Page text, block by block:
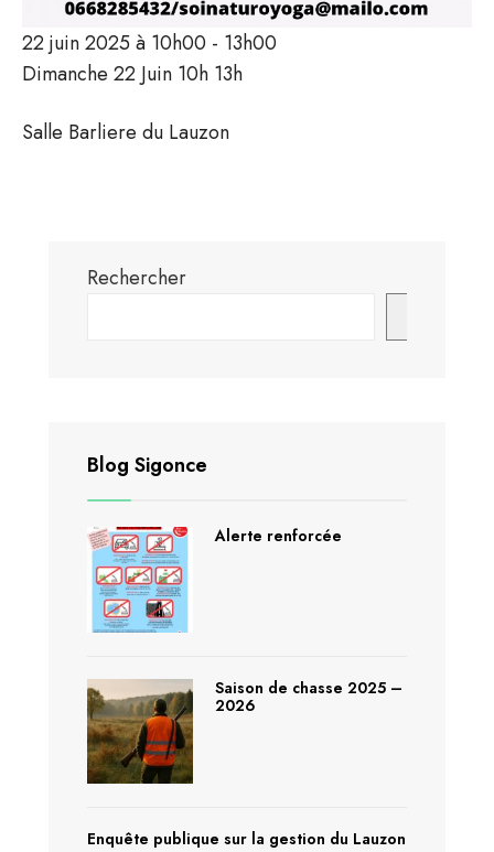
22 juin 2025 à 10h00 - 13h00
Dimanche 22 Juin 10h 13h
Salle Barliere du Lauzon
Rechercher
Blog Sigonce
Alerte renforcée
Saison de chasse 2025 –
2026
Enquête publique sur la gestion du Lauzon